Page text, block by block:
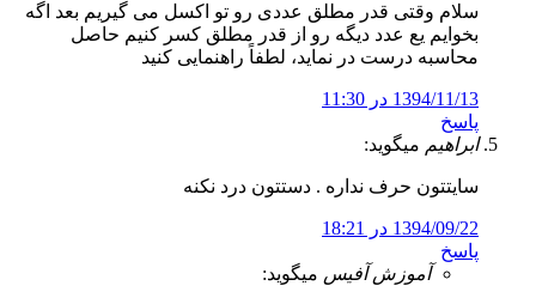
سلام وقتی قدر مطلق عددی رو تو اکسل می گیریم بعد اگه
بخوایم یع عدد دیگه رو از قدر مطلق کسر کنیم حاصل
محاسبه درست در نماید، لطفاً راهنمایی کنید
1394/11/13 در 11:30
پاسخ
ابراهیم میگوید:
سایتتون حرف نداره . دستتون درد نکنه
1394/09/22 در 18:21
پاسخ
آموزش آفیس میگوید: